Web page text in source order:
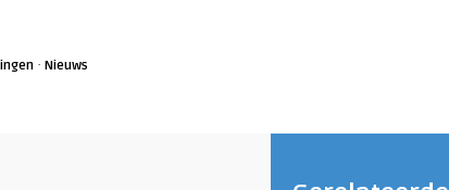
· Nieuws